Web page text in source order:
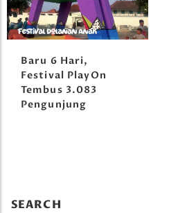
Baru 6 Hari,
Festival PlayOn
Tembus 3.083
Pengunjung
SEARCH